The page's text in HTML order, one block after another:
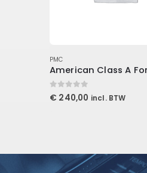
PMC
0out of 5
€ 240,00 incl. BTW